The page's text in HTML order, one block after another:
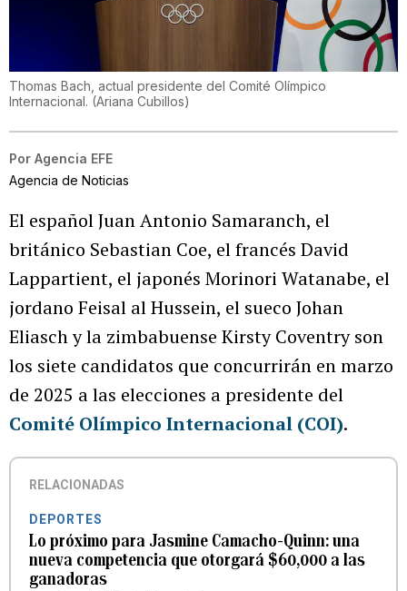
Thomas Bach, actual presidente del Comité Olímpico
Internacional. (Ariana Cubillos)
Por Agencia EFE
Agencia de Noticias
El español Juan Antonio Samaranch, el
británico Sebastian Coe, el francés David
Lappartient, el japonés Morinori Watanabe, el
jordano Feisal al Hussein, el sueco Johan
Eliasch y la zimbabuense Kirsty Coventry son
los siete candidatos que concurrirán en marzo
de 2025 a las elecciones a presidente del
Comité Olímpico Internacional (COI).
RELACIONADAS
DEPORTES
Lo próximo para Jasmine Camacho-Quinn: una
nueva competencia que otorgará $60,000 a las
ganadoras